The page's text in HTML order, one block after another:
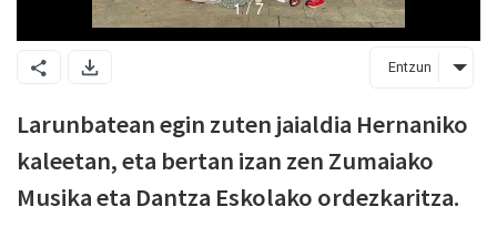
Entzun
Larunbatean egin zuten jaialdia Hernaniko
kaleetan, eta bertan izan zen Zumaiako
Musika eta Dantza Eskolako ordezkaritza.